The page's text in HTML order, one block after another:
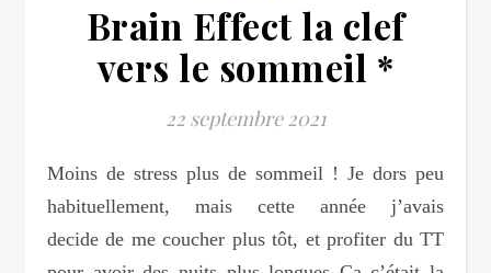
Brain Effect la clef
vers le sommeil *
22 septembre 2021
Moins de stress plus de sommeil ! Je dors peu
habituellement, mais cette année j’avais
decide de me coucher plus tôt, et profiter du TT